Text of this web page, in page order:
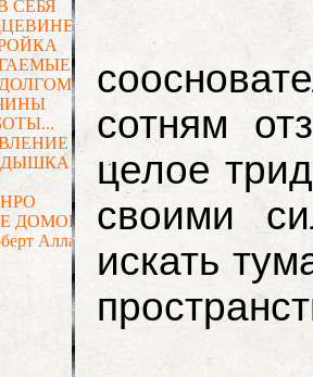
сотням
целое
своими
искать